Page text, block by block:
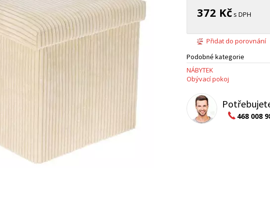
372 Kč s DPH
Přidat do porovnání
Podobné kategorie
NÁBYTEK
Obývací pokoj
468 008